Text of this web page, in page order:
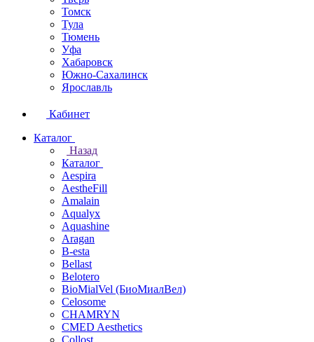
Томск
Тула
Тюмень
Уфа
Хабаровск
Южно-Сахалинск
Ярославль
Кабинет
Каталог
Назад
Каталог
Aespira
AestheFill
Amalain
Aqualyx
Aquashine
Aragan
B-esta
Bellast
Belotero
BioMialVel (БиоМиалВел)
Celosome
CHAMRYN
CMED Aesthetics
Collost